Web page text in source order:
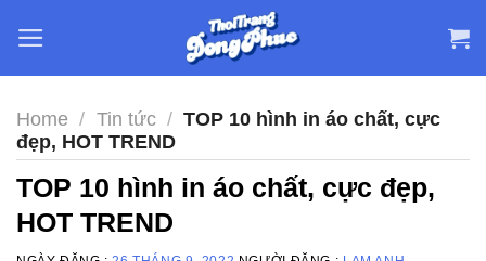
content
Home / Tin tức / TOP 10 hình in áo chất, cực
đẹp, HOT TREND
TOP 10 hình in áo chất, cực đẹp,
HOT TREND